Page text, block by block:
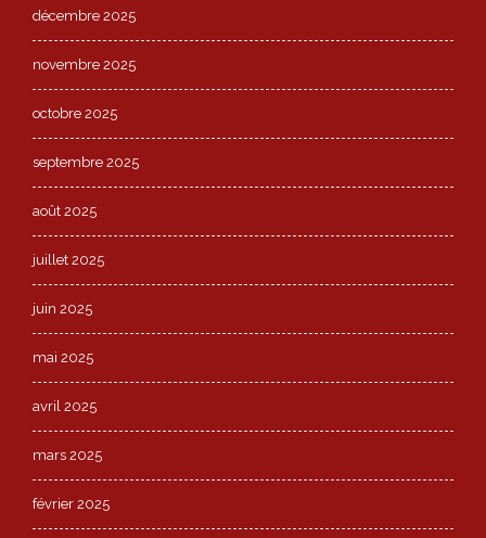
décembre 2025
novembre 2025
octobre 2025
septembre 2025
août 2025
juillet 2025
juin 2025
mai 2025
avril 2025
mars 2025
février 2025